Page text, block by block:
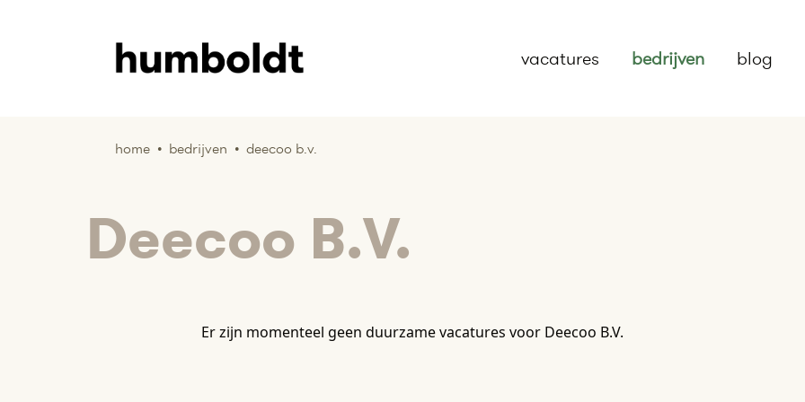
vacatures bedrijven blog
home • bedrijven • deecoo b.v.
Deecoo B.V.
Er zijn momenteel geen duurzame vacatures voor Deecoo B.V.